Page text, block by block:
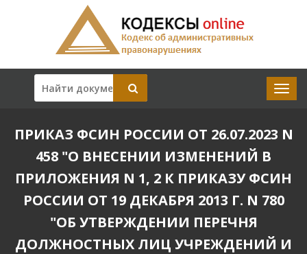
ПРИКАЗ ФСИН РОССИИ ОТ 26.07.2023 N
458 "О ВНЕСЕНИИ ИЗМЕНЕНИЙ В
ПРИЛОЖЕНИЯ N 1, 2 К ПРИКАЗУ ФСИН
РОССИИ ОТ 19 ДЕКАБРЯ 2013 Г. N 780
"ОБ УТВЕРЖДЕНИИ ПЕРЕЧНЯ
ДОЛЖНОСТНЫХ ЛИЦ УЧРЕЖДЕНИЙ И